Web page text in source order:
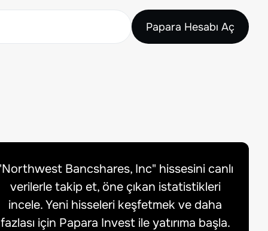
Papara Hesabı Aç
Northwest Bancshares, Inc" hissesini canlı
verilerle takip et, öne çıkan istatistikleri
incele. Yeni hisseleri keşfetmek ve daha
fazlası için Papara Invest ile yatırıma başla.